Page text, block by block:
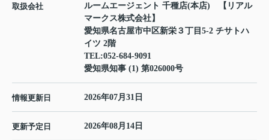
取扱会社
ルームエージェント 千種店(本店) 【リアル
マークス株式会社】
愛知県名古屋市中区新栄３丁目5-2 チサトハ
イツ 2階
TEL:052-684-9091
愛知県知事 (1) 第026000号
情報更新日 2026年07月31日
更新予定日 2026年08月14日